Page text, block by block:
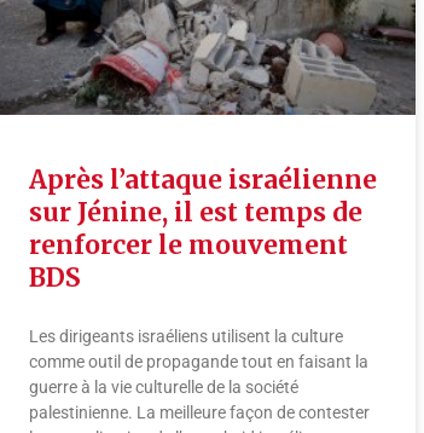
Après l’attaque israélienne
sur Jénine, il est temps de
renforcer le mouvement
BDS
Les dirigeants israéliens utilisent la culture
comme outil de propagande tout en faisant la
guerre à la vie culturelle de la société
palestinienne. La meilleure façon de contester